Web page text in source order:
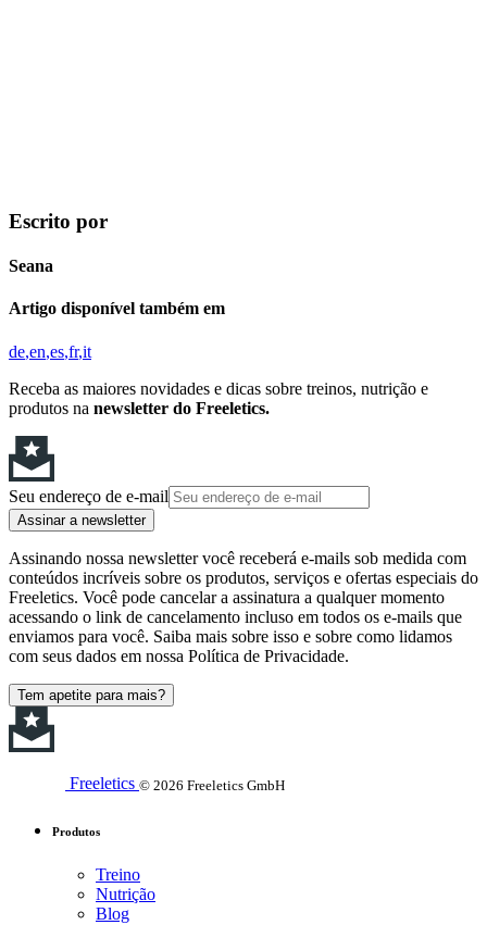
Escrito por
Seana
Artigo disponível também em
de en es fr it
Receba as maiores novidades e dicas sobre treinos, nutrição e
produtos na newsletter do Freeletics.
Seu endereço de e-mail
Assinar a newsletter
Assinando nossa newsletter você receberá e-mails sob medida com
conteúdos incríveis sobre os produtos, serviços e ofertas especiais do
Freeletics. Você pode cancelar a assinatura a qualquer momento
acessando o link de cancelamento incluso em todos os e-mails que
enviamos para você. Saiba mais sobre isso e sobre como lidamos
com seus dados em nossa Política de Privacidade.
Tem apetite para mais?
Freeletics © 2026 Freeletics GmbH
Produtos
Treino
Nutrição
Blog